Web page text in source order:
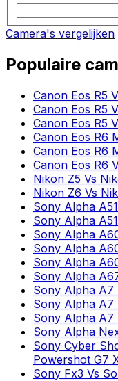
Camera's vergelijken
Populaire
Canon Eos R5
Canon Eos R5
Canon Eos R5
Canon Eos R6
Canon Eos R6
Canon Eos R6
Nikon Z5 Vs
Nikon Z6 Vs
Sony Alpha
Sony Alpha
Sony Alpha
Sony Alpha
Sony Alpha
Sony Alpha
Sony Alpha A7
Sony Alpha A7
Sony Alpha A7
Sony Alpha
Sony Cyber
Powershot G7
Sony Fx3 Vs